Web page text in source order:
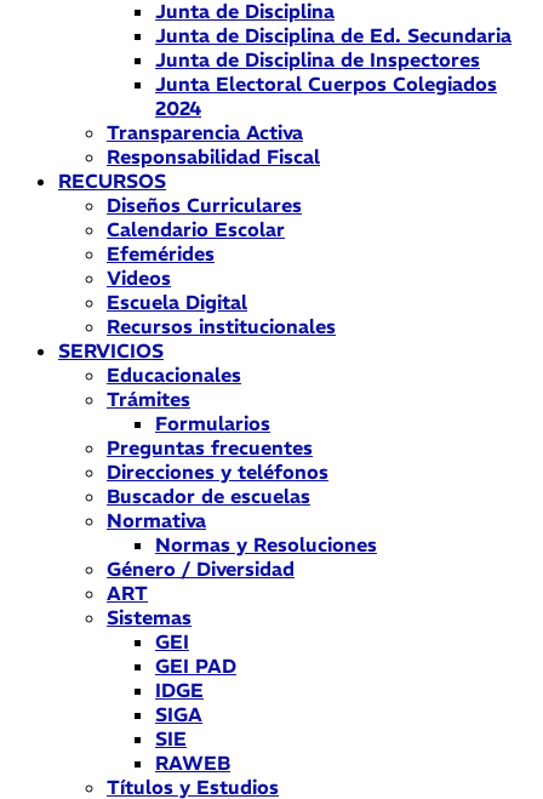
Junta de Disciplina
Junta de Disciplina de Ed. Secundaria
Junta de Disciplina de Inspectores
Junta Electoral Cuerpos Colegiados
2024
Transparencia Activa
Responsabilidad Fiscal
RECURSOS
Diseños Curriculares
Calendario Escolar
Efemérides
Videos
Escuela Digital
Recursos institucionales
SERVICIOS
Educacionales
Trámites
Formularios
Preguntas frecuentes
Direcciones y teléfonos
Buscador de escuelas
Normativa
Normas y Resoluciones
Género / Diversidad
ART
Sistemas
GEI
GEI PAD
IDGE
SIGA
SIE
RAWEB
Títulos y Estudios